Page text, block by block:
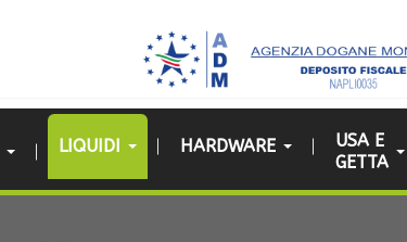
LIQUIDI HARDWARE
USA E
GETTA